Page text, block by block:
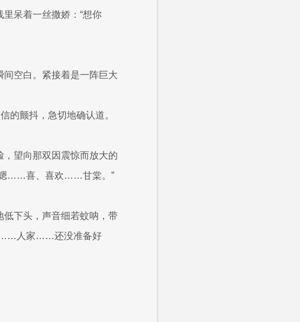
呆着一丝撒娇：“想你
空白。紧接着是一阵巨大
颤抖，急切地确认道。
望向那双因震惊而放大的
嗯……喜、喜欢……甘棠。”
低下头，声音细若蚊呐，带
人家……还没准备好